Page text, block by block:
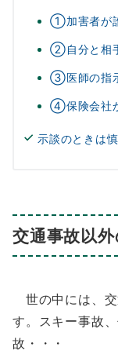
①加害者が
②自分と相
③医師の指
④保険会社
示談のときは
交通事故以
世の中には、交
す。スキー事故
故・・・